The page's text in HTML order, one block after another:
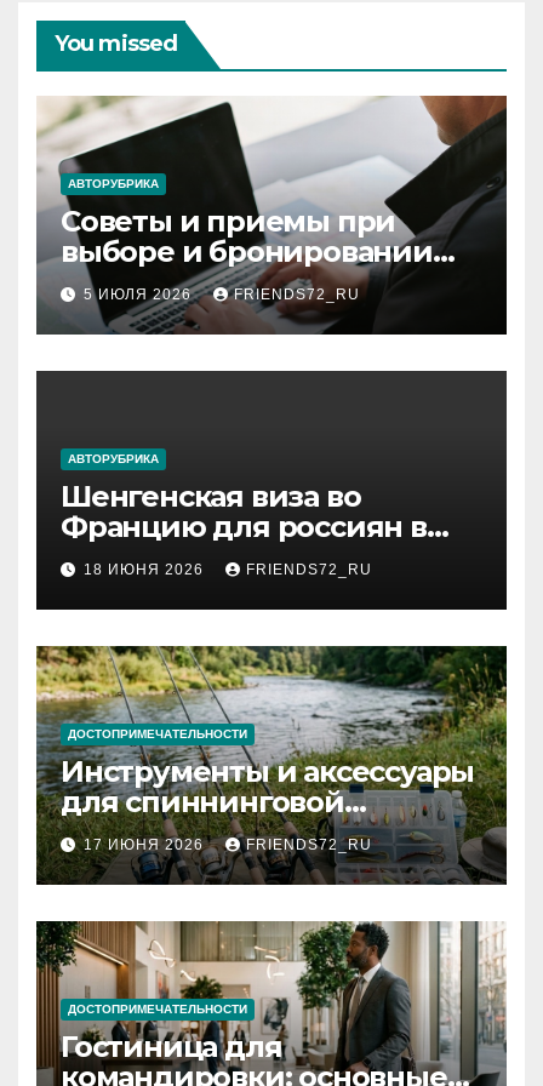
You missed
АВТОРУБРИКА
Советы и приемы при
выборе и бронировании
авиабилетов
5 ИЮЛЯ 2026 FRIENDS72_RU
АВТОРУБРИКА
Шенгенская виза во
Францию для россиян в
2026 году: сроки от 3 дней
и список необходимых
документов
18 ИЮНЯ 2026 FRIENDS72_RU
ДОСТОПРИМЕЧАТЕЛЬНОСТИ
Инструменты и аксессуары
для спиннинговой
рыбалки: назначение и
типы
17 ИЮНЯ 2026 FRIENDS72_RU
ДОСТОПРИМЕЧАТЕЛЬНОСТИ
Гостиница для
командировки: основные